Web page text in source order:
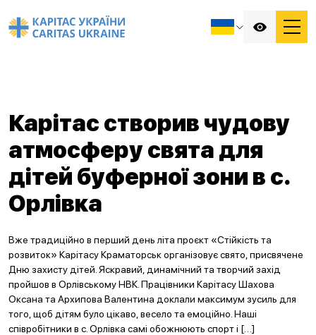
Карітас створив чудову
атмосферу свята для
дітей буферної зони в с.
Орлівка
Вже традиційно в перший день літа проєкт «Стійкість та
розвиток» Карітасу Краматорськ організовує свято, присвячене
Дню захисту дітей. Яскравий, динамічний та творчий захід
пройшов в Орлівському НВК. Працівники Карітасу Шахова
Оксана та Архипова Валентина доклали максимум зусиль для
того, щоб дітям було цікаво, весело та емоційно. Наші
співробітники в с. Орлівка самі обожнюють спорт і […]